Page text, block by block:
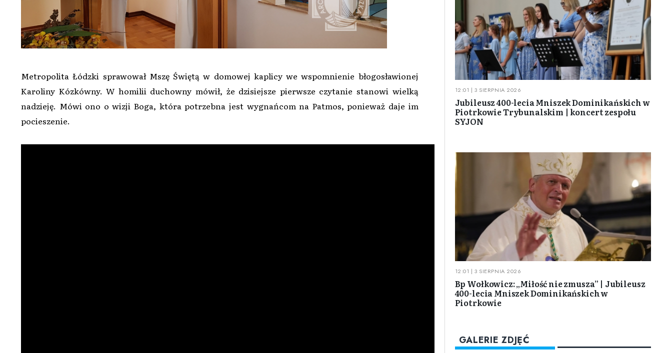
Metropolita Łódzki sprawował Mszę Świętą w domowej kaplicy we wspomnienie błogosławionej
Karoliny Kózkówny. W homilii duchowny mówił, że dzisiejsze pierwsze czytanie stanowi wielką
nadzieję. Mówi ono o wizji Boga, która potrzebna jest wygnańcom na Patmos, ponieważ daje im
pocieszenie.
12:01 | 3 SIERPNIA 2026
Jubileusz 400-lecia Mniszek Dominikańskich w
Piotrkowie Trybunalskim | koncert zespołu
SYJON
12:01 | 3 SIERPNIA 2026
Bp Wołkowicz: „Miłość nie zmusza” | Jubileusz
400-lecia Mniszek Dominikańskich w
Piotrkowie
GALERIE ZDJĘĆ